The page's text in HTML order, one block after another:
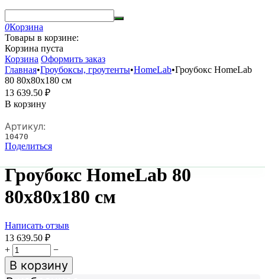
0Корзина
Товары в корзине:
Корзина пуста
Корзина Оформить заказ
Главная•Гроубоксы, гроутенты•HomeLab•Гроубокс HomeLab
80 80x80x180 см
13 639.50 ₽
В корзину
Артикул:
10470
Поделиться
Гроубокс HomeLab 80
80x80x180 см
Написать отзыв
13 639.50 ₽
+
−
В корзину